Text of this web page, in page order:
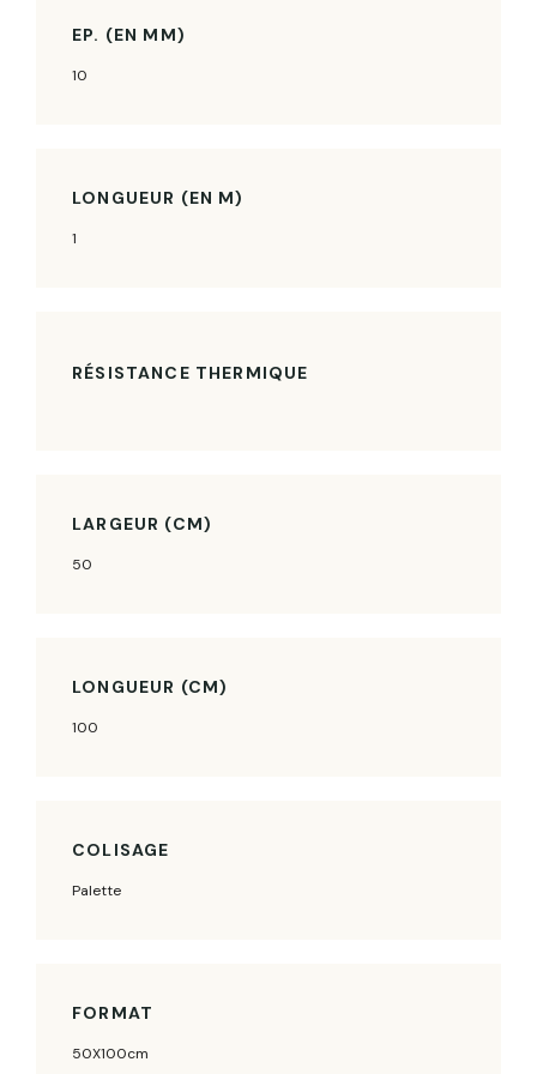
EP. (EN MM)
10
LONGUEUR (EN M)
1
RÉSISTANCE THERMIQUE
LARGEUR (CM)
50
LONGUEUR (CM)
100
COLISAGE
Palette
FORMAT
50X100cm